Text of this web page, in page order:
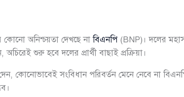
কোনো অনিশ্চয়তা দেখছে নাবিএনপি(BNP)। দলের
শুরু হবে দলের প্রার্থী বাছাই প্রক্রিয়া।
কোনোভাবেই সংবিধান পরিবর্তন মেনে নেবে না